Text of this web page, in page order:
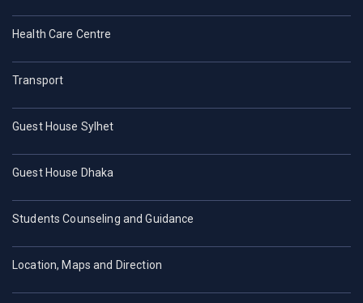
Health Care Centre
Transport
Guest House Sylhet
Guest House Dhaka
Students Counseling and Guidance
Location, Maps and Direction